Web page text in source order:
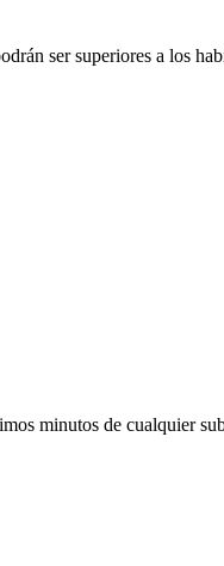
ser superiores a los
minutos de cualquier